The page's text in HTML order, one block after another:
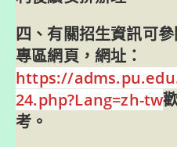
四、有關招生資訊可
專區網頁，網址：
https://
24.php?Lang=zh-tw
考。